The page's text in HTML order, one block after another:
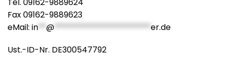
Fax 09162-9889623
eMail: in**@************************er.de
Ust.-ID-Nr. DE300547792